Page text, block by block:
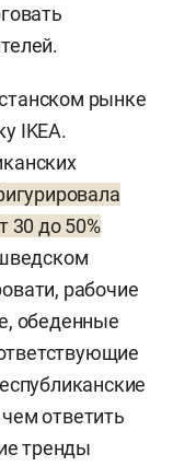
рынке
IKEA.
30 до 50%
рабочие
обеденные
ответить
тренды